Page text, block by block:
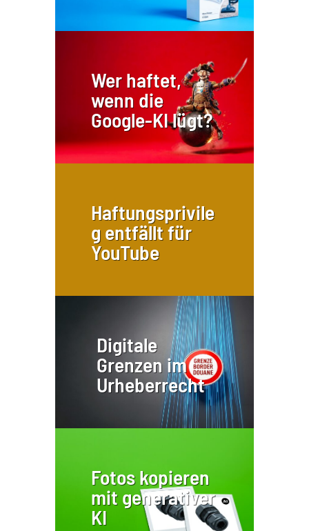
Wer haftet,
wenn die
Google-KI lügt?
Haftungsprivile
g entfällt für
YouTube
Digitale
Grenzen im
Urheberrecht
Fotos kopieren
mit generativer
KI